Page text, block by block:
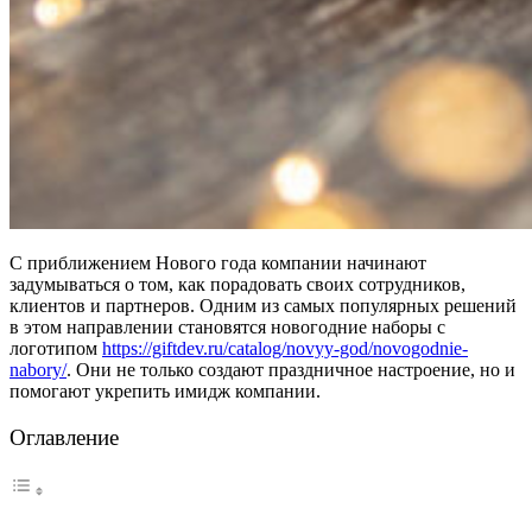
С приближением Нового года компании начинают
задумываться о том, как порадовать своих сотрудников,
клиентов и партнеров. Одним из самых популярных решений
в этом направлении становятся новогодние наборы с
логотипом https://giftdev.ru/catalog/novyy-god/novogodnie-
nabory/. Они не только создают праздничное настроение, но и
помогают укрепить имидж компании.
Оглавление